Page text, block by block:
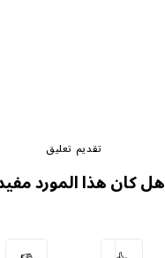
تقديم تعليق
هل كان هذا المورد